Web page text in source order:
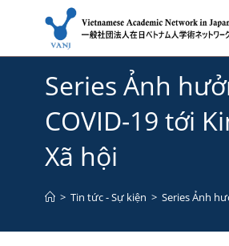
Skip
Series Ảnh
COVID-19 tới
Xã hội
> Tin tức - Sự kiện > Series Ảnh